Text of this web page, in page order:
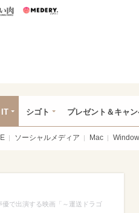
ン うまい肉
IT シゴト プレゼント＆キャ
ソーシャルメディア Mac
で出演する映画「～運送ドラゴ